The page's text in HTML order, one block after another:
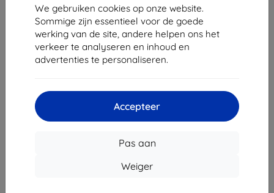
We gebruiken cookies op onze website.
Sommige zijn essentieel voor de goede
werking van de site, andere helpen ons het
verkeer te analyseren en inhoud en
advertenties te personaliseren.
Accepteer
Pas aan
Weiger
Ulica Rudolfa Mocka 3750/2A
841 04 Bratislava
Bedrijfsnummer:46701494
BTW-nummer:SK2023549671
Contact